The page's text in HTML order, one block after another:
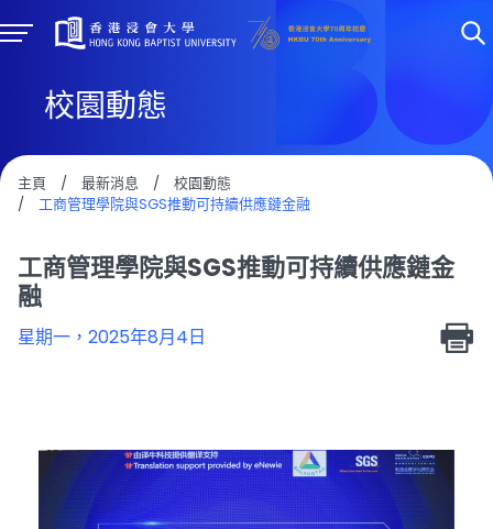
校園動態
主頁 / 最新消息 /
校園動態
/
工商管理學院與SGS推動可持續供應鏈金融
工商管理學院與SGS推動可持續供應鏈金
融
星期一，2025年8月4日